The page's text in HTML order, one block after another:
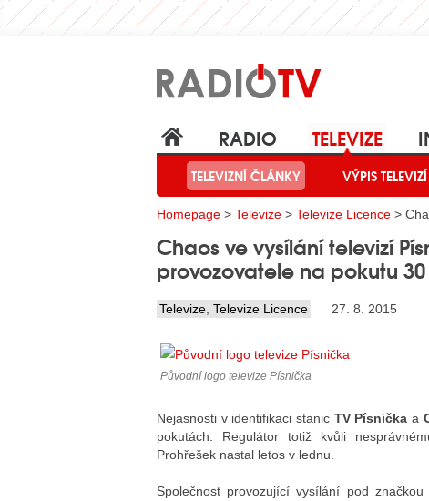
RADIO TELEVIZE
TELEVIZNÍ ČLÁNKY VÝPIS TELEVIZÍ
Homepage > Televize > Televize Licence >
Chaos ve vysílání televizí
provozovatele na pokutu
Televize Televize Licence 27. 8. 2015
Původní logo televize Písnička
Nejasnosti v identifikaci stanic TV Písnička a
pokutách. Regulátor totiž kvůli
Prohřešek nastal letos v lednu.
Společnost provozující vysílání pod